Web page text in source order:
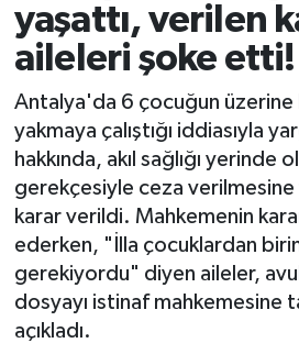
yaşattı, verilen
aileleri şoke etti!
Antalya'da 6 çocuğun üzerine
yakmaya çalıştığı iddiasıyla
hakkında, akıl sağlığı yerinde
gerekçesiyle ceza verilmesine
karar verildi. Mahkemenin
ederken, "İlla çocuklardan
gerekiyordu" diyen aileler,
dosyayı istinaf mahkemesine
açıkladı.